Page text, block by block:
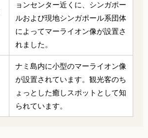
ョンセンター近くに、シンガポー
ルおよび現地シンガポール系団体
によってマーライオン像が設置さ
れました。
ナミ島内に小型のマーライオン像
が設置されています。観光客のち
ょっとした癒しスポットとして知
られています。